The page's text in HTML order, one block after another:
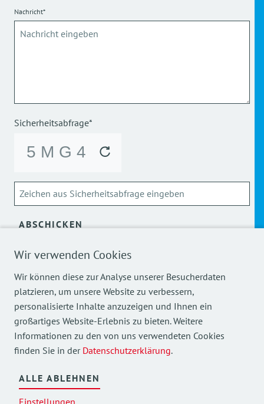
Wir verwenden Cookies
Wir können diese zur Analyse unserer Besucherdaten
platzieren, um unsere Website zu verbessern,
personalisierte Inhalte anzuzeigen und Ihnen ein
großartiges Website-Erlebnis zu bieten. Weitere
Informationen zu den von uns verwendeten Cookies
finden Sie in der Datenschutzerklärung.
ALLE ABLEHNEN
Einstellungen
Nachricht*
Sicherheitsabfrage*
ABSCHICKEN
Über die Verarbeitung meiner personenbezogenen Daten
Mehr Einblicke in unsere Arbeit finden Sie auch auf
unseren Social Media Kanälen.